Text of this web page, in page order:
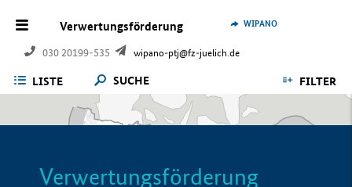
Verwertungsförderung
030 20199-535 wipano-ptj@fz-juelich.de
WIPANO
LISTE SUCHE FILTER
Verwertungsförderung